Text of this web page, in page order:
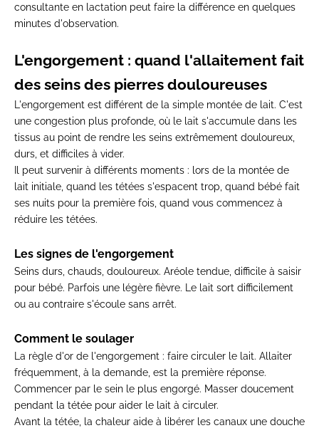
consultante en lactation peut faire la différence en quelques
minutes d'observation.
L'engorgement : quand l'allaitement fait
des seins des pierres douloureuses
L'engorgement est différent de la simple montée de lait. C'est
une congestion plus profonde, où le lait s'accumule dans les
tissus au point de rendre les seins extrêmement douloureux,
durs, et difficiles à vider.
Il peut survenir à différents moments : lors de la montée de
lait initiale, quand les tétées s'espacent trop, quand bébé fait
ses nuits pour la première fois, quand vous commencez à
réduire les tétées.
Les signes de l'engorgement
Seins durs, chauds, douloureux. Aréole tendue, difficile à saisir
pour bébé. Parfois une légère fièvre. Le lait sort difficilement
ou au contraire s'écoule sans arrêt.
Comment le soulager
La règle d'or de l'engorgement : faire circuler le lait. Allaiter
fréquemment, à la demande, est la première réponse.
Commencer par le sein le plus engorgé. Masser doucement
pendant la tétée pour aider le lait à circuler.
Avant la tétée, la chaleur aide à libérer les canaux une douche